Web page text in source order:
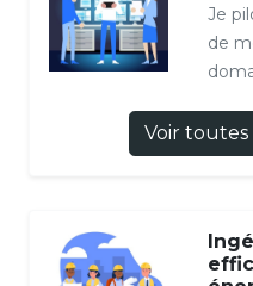
Je
de
Voir toutes